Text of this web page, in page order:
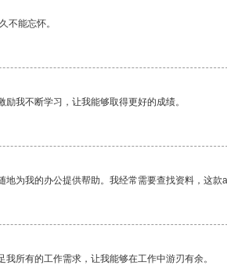
不能忘怀。
我不断学习，让我能够取得更好的成绩。
为我的办公提供帮助。我经常需要查找资料，这款
所有的工作需求，让我能够在工作中游刃有余。